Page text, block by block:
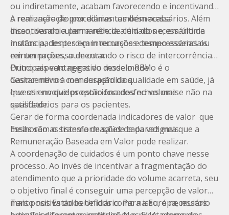
ou indiretamente, acabam favorecendo e incentivando
a realização de procedimentos desnecessários. Além
disso, desarticulam a rede de cuidados e, em última
instância, desperdiçam recursos e tempo essenciais
em um processo de cura.
A remuneração por diárias também acaba
incentivando a permanência além do necessário de
muitos pacientes em internações desnecessárias ou
reinternações, aumentando o risco de intercorrências.
Outro aspecto negativo desse modelo é o
desincentivo à mensuração da qualidade em saúde, já
que os envolvidos estão focados no volume e não na
qualidade.
Principais vantagens do modelo RBV
Gastar menos com desperdícios.
Investir no que proporciona desfechos mais
satisfatórios para os pacientes.
Gerar de forma coordenada indicadores de valor que
melhorem o sistema de saúde cada vez mais.
Essas são as transformações de paradigma que a
Remuneração Baseada em Valor pode realizar.
A coordenação de cuidados é um ponto chave nesse
processo. Ao invés de incentivar a fragmentação do
atendimento que a prioridade do volume acarreta, seu
o objetivo final é conseguir uma percepção de valor
mais positiva do beneficiário. Para isso, é necessário
Tanto nos Estados Unidos como na Europa, muitos